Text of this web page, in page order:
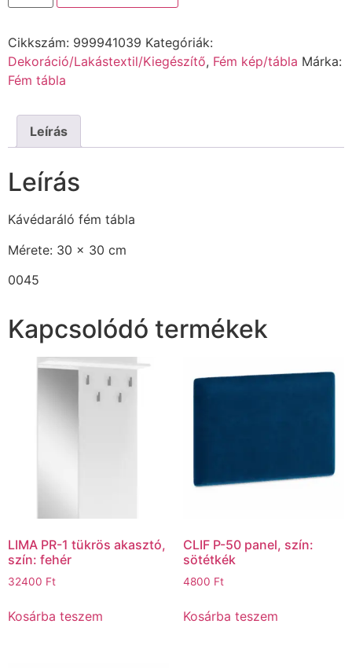
Cikkszám: 999941039 Kategóriák:
Dekoráció/Lakástextil/Kiegészítő, Fém kép/tábla Márka:
Fém tábla
Leírás
Leírás
Kávédaráló fém tábla
Mérete: 30 x 30 cm
0045
Kapcsolódó termékek
LIMA PR-1 tükrös akasztó,
szín: fehér
32400 Ft
Kosárba teszem
CLIF P-50 panel, szín:
sötétkék
4800 Ft
Kosárba teszem